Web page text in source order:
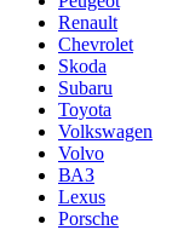
Renault
Chevrolet
Skoda
Subaru
Toyota
Volkswagen
Volvo
ВАЗ
Lexus
Porsche